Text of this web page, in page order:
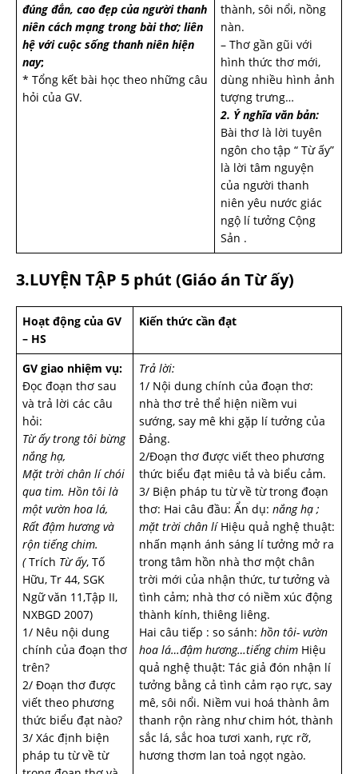
đúng đắn, cao đẹp của người thanh
niên cách mạng trong bài thơ; liên
hệ với cuộc sống thanh niên hiện
nay;
* Tổng kết bài học theo những câu
hỏi của GV.
thành, sôi nổi, nồng
nàn.
– Thơ gần gũi với
hình thức thơ mới,
dùng nhiều hình ảnh
tượng trưng…
2. Ý nghĩa văn bản:
Bài thơ là lời tuyên
ngôn cho tập “ Từ ấy”
là lời tâm nguyện
của người thanh
niên yêu nước giác
ngộ lí tưởng Cộng
Sản .
3.LUYỆN TẬP 5 phút (Giáo án Từ ấy)
Hoạt động của GV
– HS
Kiến thức cần đạt
GV giao nhiệm vụ:
Đọc đoạn thơ sau
và trả lời các câu
hỏi:
Từ ấy trong tôi bừng
nắng hạ,
Mặt trời chân lí chói
qua tim. Hồn tôi là
một vườn hoa lá,
Rất đậm hương và
rộn tiếng chim.
(Trích Từ ấy, Tố
Hữu, Tr 44, SGK
Ngữ văn 11,Tập II,
NXBGD 2007)
1/ Nêu nội dung
chính của đoạn thơ
trên?
2/ Đoạn thơ được
viết theo phương
thức biểu đạt nào?
3/ Xác định biện
pháp tu từ về từ
Trả lời:
1/ Nội dung chính của đoạn thơ:
nhà thơ trẻ thể hiện niềm vui
sướng, say mê khi gặp lí tưởng của
Đảng.
2/Đoạn thơ được viết theo phương
thức biểu đạt miêu tả và biểu cảm.
3/ Biện pháp tu từ về từ trong đoạn
thơ: Hai câu đầu: Ẩn dụ: nắng hạ ;
mặt trời chân líHiệu quả nghệ thuật:
nhấn mạnh ánh sáng lí tưởng mở ra
trong tâm hồn nhà thơ một chân
trời mới của nhận thức, tư tưởng và
tình cảm; nhà thơ có niềm xúc động
thành kính, thiêng liêng.
Hai câu tiếp : so sánh: hồn tôi- vườn
hoa lá…đậm hương…tiếng chim Hiệu
quả nghệ thuật: Tác giả đón nhận lí
tưởng bằng cả tình cảm rạo rực, say
mê, sôi nổi. Niềm vui hoá thành âm
thanh rộn ràng như chim hót, thành
sắc lá, sắc hoa tươi xanh, rực rỡ,
hương thơm lan toả ngọt ngào.